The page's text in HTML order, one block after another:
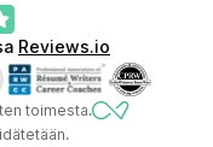
Reviews.io
toimesta.